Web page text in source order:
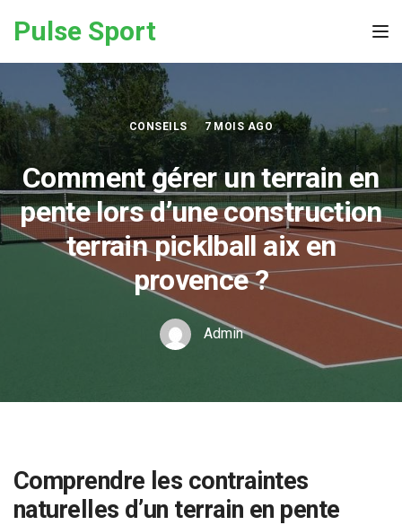
Pulse Sport
CONSEILS 7 MOIS AGO
Comment gérer un terrain en
pente lors d’une construction
terrain picklball aix en
provence ?
Admin
Comprendre les contraintes
naturelles d’un terrain en pente